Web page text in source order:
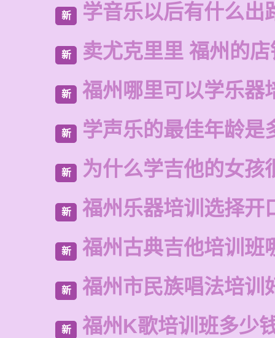
新 学音乐以后有什么出
新 卖尤克里里 福州的
新 福州哪里可以学乐器
新 学声乐的最佳年龄是
新 为什么学吉他的女孩
新 福州乐器培训选择开
新 福州古典吉他培训班
新 福州市民族唱法培训
新 福州K歌培训班多少